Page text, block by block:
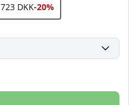
723 DKK-20%